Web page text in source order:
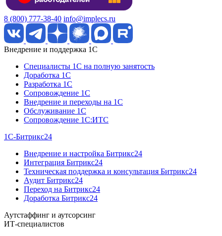
8 (800) 777-38-40 info@implecs.ru
Внедрение и поддержка 1C
Специалисты 1C на полную занятость
Доработка 1C
Разработка 1C
Сопровождение 1C
Внедрение и переходы на 1C
Обслуживание 1C
Сопровождение 1C:ИТС
1С-Битрикс24
Внедрение и настройка Битрикс24
Интеграция Битрикс24
Техническая поддержка и консультация Битрикс24
Аудит Битрикс24
Переход на Битрикс24
Доработка Битрикс24
Аутстаффинг и аутсорсинг
ИТ-специалистов